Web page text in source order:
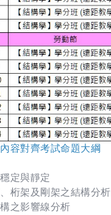
容對齊考試命題大綱
定與靜定
、桁架及剛架之結構分析
之影響線分析